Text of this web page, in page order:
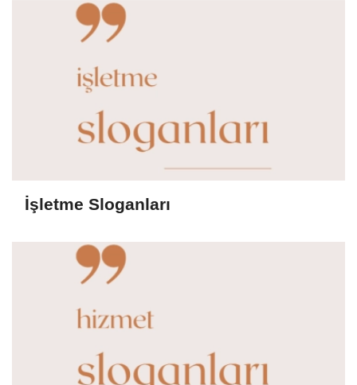
İşletme Sloganları